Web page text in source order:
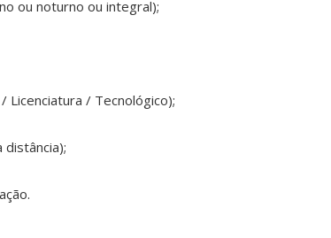
ou noturno ou integral);
Licenciatura / Tecnológico);
distância);